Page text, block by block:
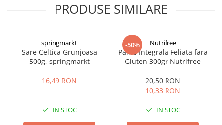
PRODUSE SIMILARE
springmarkt
Sare Celtica Grunjoasa
500g, springmarkt
16,49 RON
IN STOC
-50% Nutrifree
Paine Integrala Feliata fara
Gluten 300gr Nutrifree
20,50 RON
10,33 RON
IN STOC